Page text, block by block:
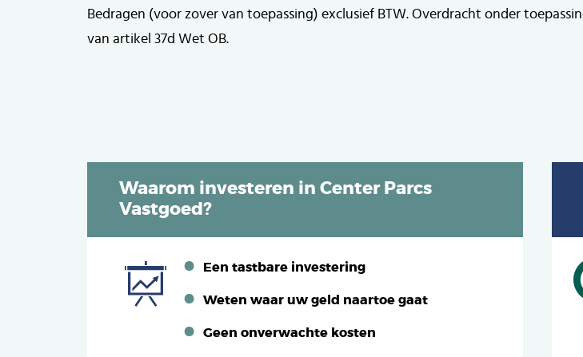
Bedragen (voor zover van toepassing) exclusief BTW. Overdracht onder
van artikel 37d Wet OB.
Waarom investeren in Center Parcs
Vastgoed?
Een tastbare investering
Weten waar uw geld naartoe gaat
Geen onverwachte kosten